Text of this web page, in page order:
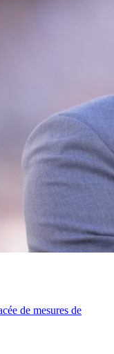
de mesures de